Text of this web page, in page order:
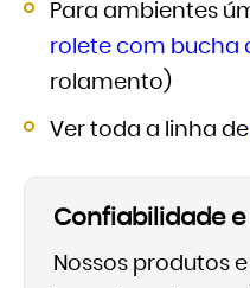
Para ambientes
rolete com bucha
rolamento)
Ver toda a linha de
Confiabilidade
Nossos produtos